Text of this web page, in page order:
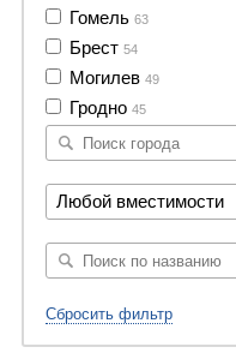
Гомель 63
Брест 54
Могилев 49
Гродно 45
Любой вместимости
Сбросить фильтр